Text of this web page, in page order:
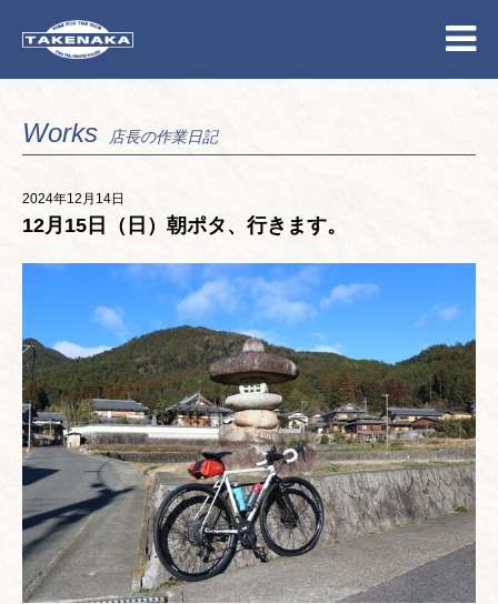
Works 店長の作業日記
2024年12月14日
12月15日（日）朝ポタ、行きます。